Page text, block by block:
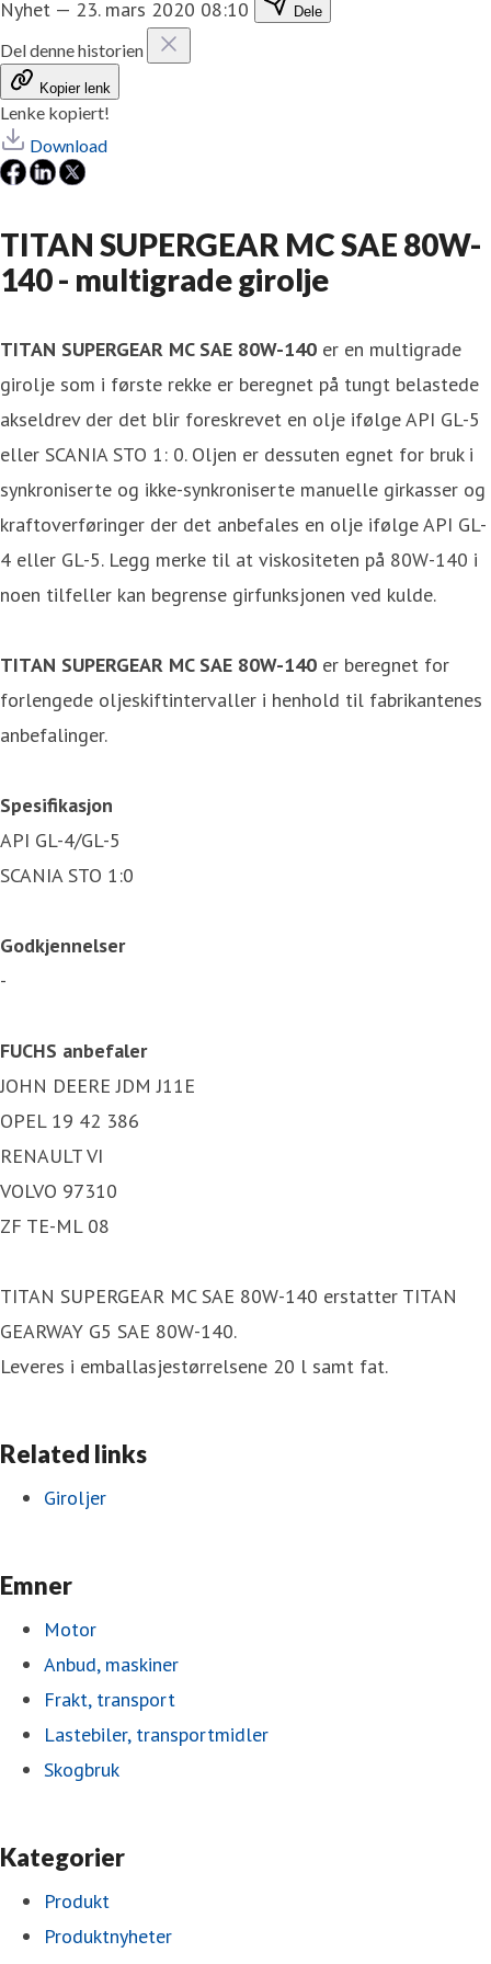
Nyhet — 23. mars 2020 08:10 Dele
Del denne historien
Kopier lenk
Lenke kopiert!
Download
TITAN SUPERGEAR MC SAE 80W-
140 - multigrade girolje
TITAN SUPERGEAR MC SAE 80W-140 er en multigrade
girolje som i første rekke er beregnet på tungt belastede
akseldrev der det blir foreskrevet en olje ifølge API GL-5
eller SCANIA STO 1: 0. Oljen er dessuten egnet for bruk i
synkroniserte og ikke-synkroniserte manuelle girkasser og
kraftoverføringer der det anbefales en olje ifølge API GL-
4 eller GL-5. Legg merke til at viskositeten på 80W-140 i
noen tilfeller kan begrense girfunksjonen ved kulde.
TITAN SUPERGEAR MC SAE 80W-140 er beregnet for
forlengede oljeskiftintervaller i henhold til fabrikantenes
anbefalinger.
Spesifikasjon
API GL-4/GL-5
SCANIA STO 1:0
Godkjennelser
-
FUCHS anbefaler
JOHN DEERE JDM J11E
OPEL 19 42 386
RENAULT VI
VOLVO 97310
ZF TE-ML 08
TITAN SUPERGEAR MC SAE 80W-140 erstatter TITAN
GEARWAY G5 SAE 80W-140.
Leveres i emballasjestørrelsene 20 l samt fat.
Related links
Giroljer
Emner
Motor
Anbud, maskiner
Frakt, transport
Lastebiler, transportmidler
Skogbruk
Kategorier
Produkt
Produktnyheter